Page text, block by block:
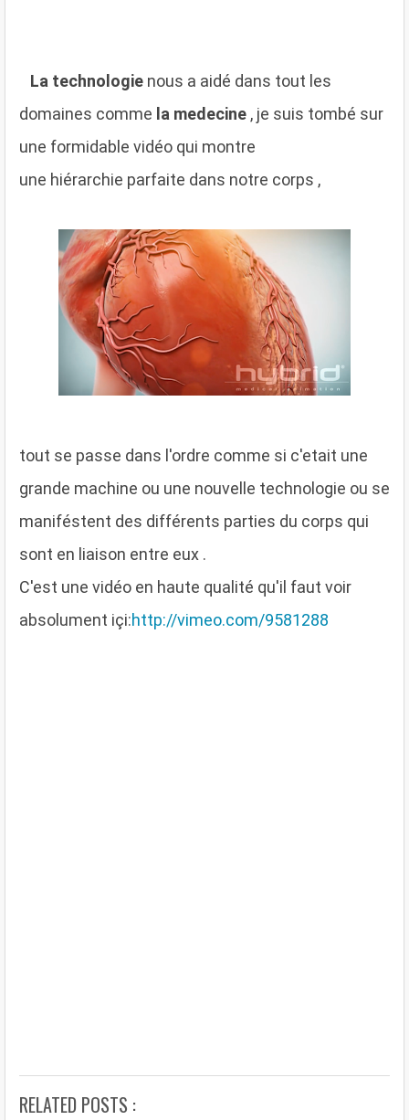
La technologie nous a aidé dans tout les
domaines comme la medecine , je suis tombé sur
une formidable vidéo qui montre
une hiérarchie parfaite dans notre corps ,
tout se passe dans l'ordre comme si c'etait une
grande machine ou une nouvelle technologie ou se
maniféstent des différents parties du corps qui
sont en liaison entre eux .
C'est une vidéo en haute qualité qu'il faut voir
absolument içi:http://vimeo.com/9581288
RELATED POSTS :